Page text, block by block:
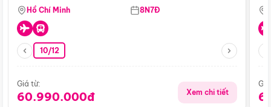
Hồ Chí Minh 8N7Đ
10/12
Giá từ:
60.990.000đ Xem chi tiết